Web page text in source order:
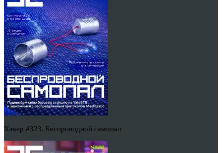
Хакер #323. Беспроводной самопал